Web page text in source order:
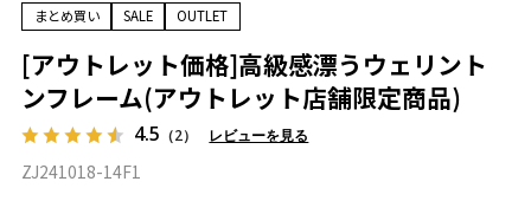
まとめ買い SALE OUTLET
[アウトレット価格]高級感漂うウェリント
ンフレーム(アウトレット店舗限定商品)
4.5 （2） レビューを見る
ZJ241018-14F1